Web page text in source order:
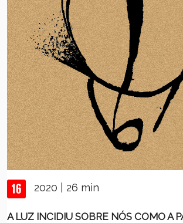
2020 | 26 min
A LUZ INCIDIU SOBRE NÓS COMO A